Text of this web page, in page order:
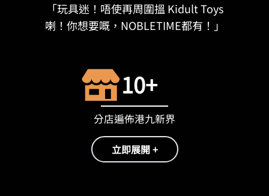
「玩具迷！唔使再周圍搵 Kidult Toys
喇！你想要嘅，NOBLETIME都有！」
10+
分店遍佈港九新界
立即展開 +